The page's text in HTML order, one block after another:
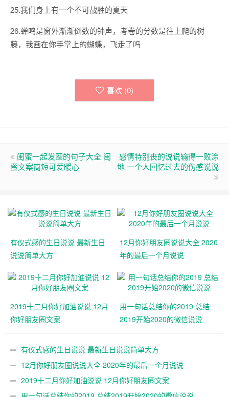
25.我们身上有一个不可战胜的夏天
26.蝉鸣是窗外渐渐倒数的钟声，考卷的分数是往上爬的树
藤，我画在你手掌上的蝴蝶，飞走了吗
喜欢 (0)
闺蜜一起发圈的句子大全 闺
蜜文案简短可爱暖心
感情特别丧的说说输得一败涂
地 一个人回忆过去的伤感说说
有仪式感的生日说说 最新生日
说说简单大方
12月你好朋友圈说说大全 2020
年的最后一个月说说
2019十二月你好加油说说 12月
你好朋友圈文案
用一句话总结你的2019 总结
2019开始2020的微信说说
有仪式感的生日说说 最新生日说说简单大方
12月你好朋友圈说说大全 2020年的最后一个月说说
2019十二月你好加油说说 12月你好朋友圈文案